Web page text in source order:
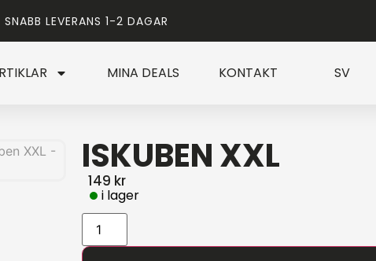
SNABB LEVERANS 1-2 DAGAR
MINA DEALS KONTAKT SV
ISKUBEN XXL
149 kr